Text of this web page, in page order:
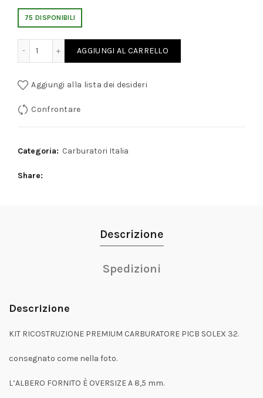
75 DISPONIBILI
AGGIUNGI AL CARRELLO
Aggiungi alla lista dei desideri
Confrontare
Categoria: Carburatori Italia
Share
Descrizione
Spedizioni
Descrizione
KIT RICOSTRUZIONE PREMIUM CARBURATORE PICB SOLEX 32.
consegnato come nella foto.
L’ALBERO FORNITO È OVERSIZE A 8,5 mm.